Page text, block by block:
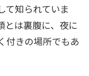
て知られていま
とは裏腹に、夜に
付きの場所でもあ